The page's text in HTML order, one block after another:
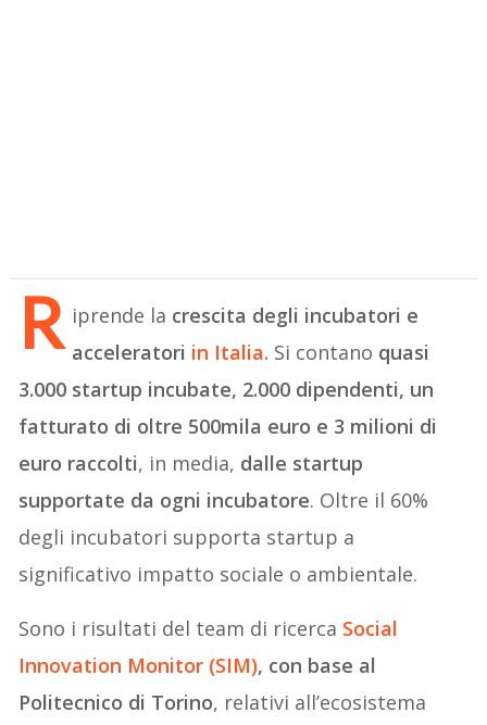
R iprende la crescita degli incubatori e
acceleratori in Italia. Si contano quasi
3.000 startup incubate, 2.000 dipendenti, un
fatturato di oltre 500mila euro e 3 milioni di
euro raccolti, in media, dalle startup
supportate da ogni incubatore. Oltre il 60%
degli incubatori supporta startup a
significativo impatto sociale o ambientale.
Sono i risultati del team di ricerca Social
Innovation Monitor (SIM), con base al
Politecnico di Torino, relativi all’ecosistema